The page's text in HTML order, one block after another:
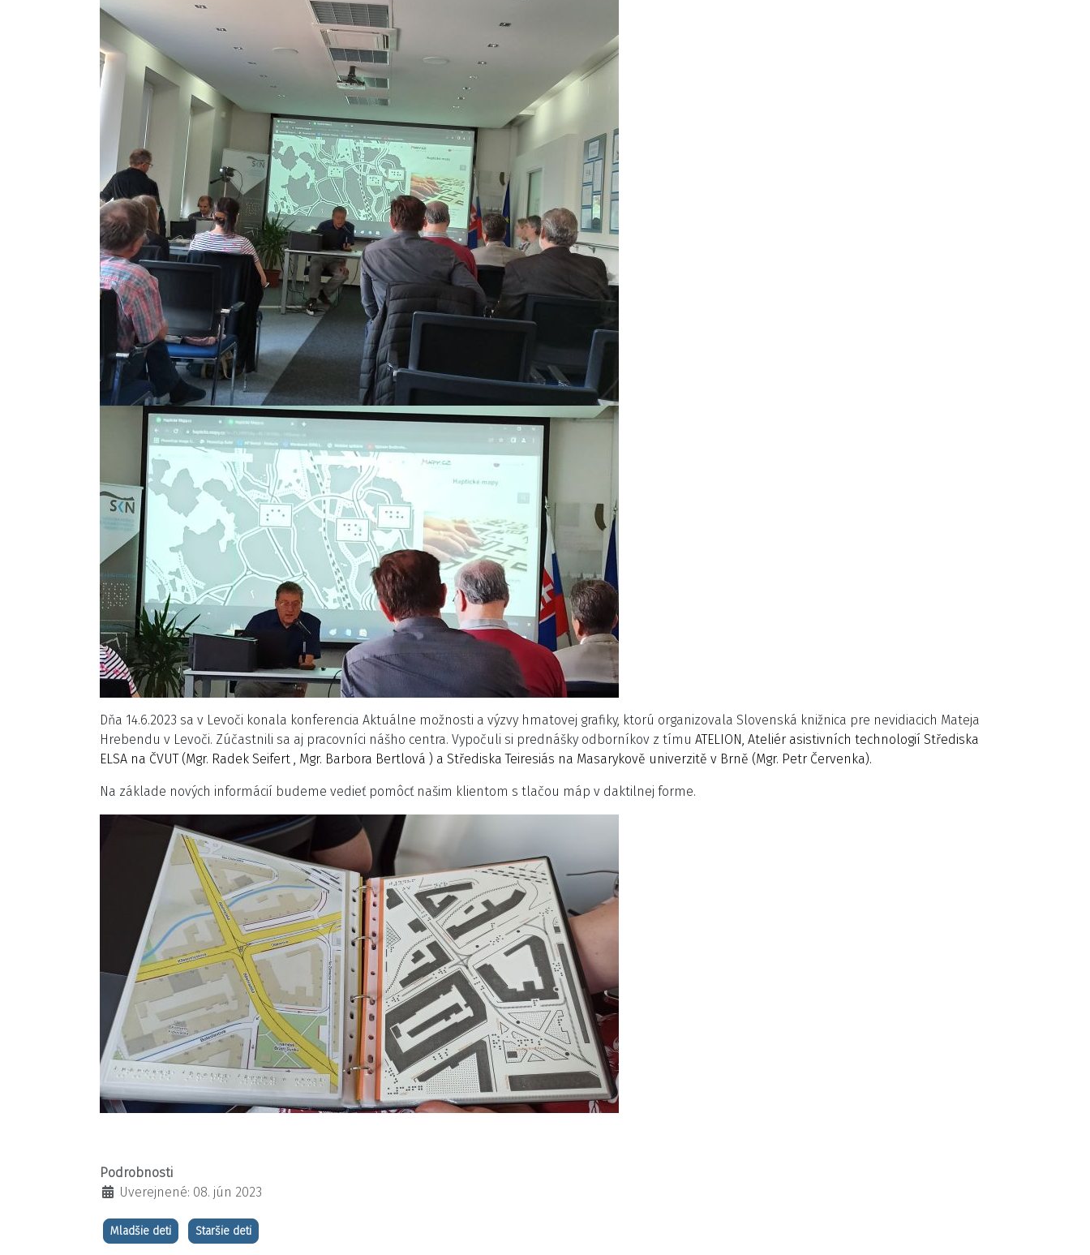
Dňa 14.6.2023 sa v Levoči konala konferencia Aktuálne možnosti a výzvy hmatovej grafiky, ktorú organizovala Slovenská knižnica pre nevidiacich Mateja
Hrebendu v Levoči. Zúčastnili sa aj pracovníci nášho centra. Vypočuli si prednášky odborníkov z tímu ATELION, Ateliér asistivních technologií Střediska
ELSA na ČVUT(Mgr. Radek Seifert , Mgr. Barbora Bertlová ) a Střediska Teiresiás na Masarykově univerzitě v Brně (Mgr. Petr Červenka).
Na základe nových informácií budeme vedieť pomôcť našim klientom s tlačou máp v daktilnej forme.
Podrobnosti
Uverejnené: 08. jún 2023
Mladšie deti Staršie deti